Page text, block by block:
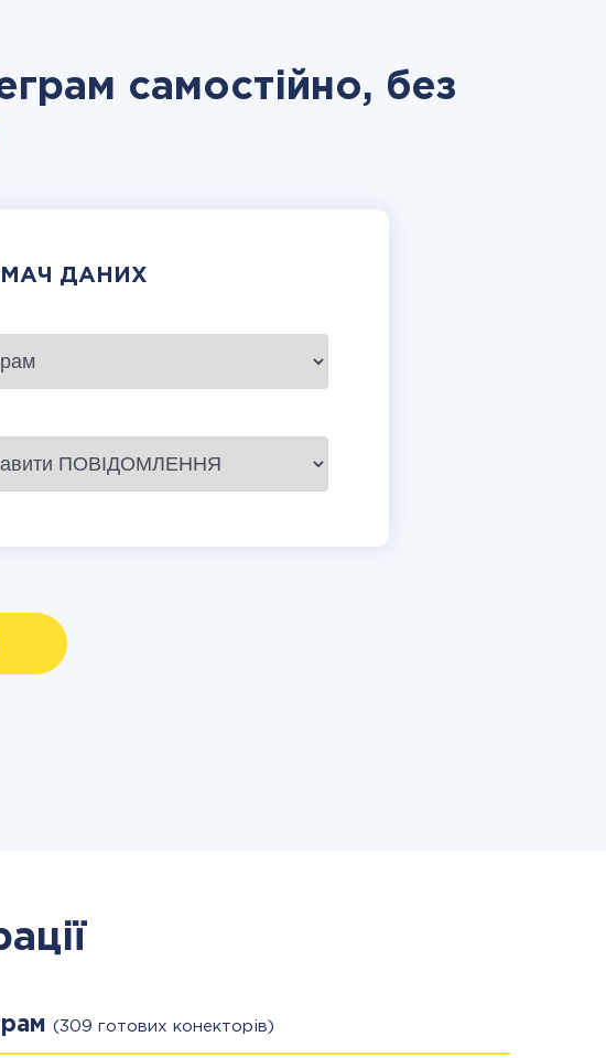
самостійно, без
ДАНИХ
(309 готових конекторів)